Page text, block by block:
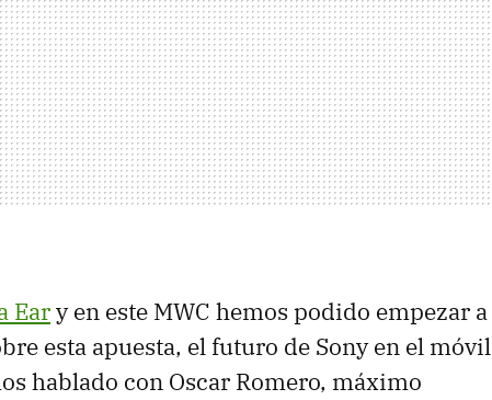
Eary en este MWC hemos podido empezar a
esta apuesta, el futuro de Sony en el móvil
hablado con Oscar Romero, máximo